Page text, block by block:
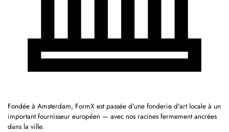
Fondée à Amsterdam, FormX est passée d'une fonderie d'art locale à un
important fournisseur européen — avec nos racines fermement ancrées
dans la ville.